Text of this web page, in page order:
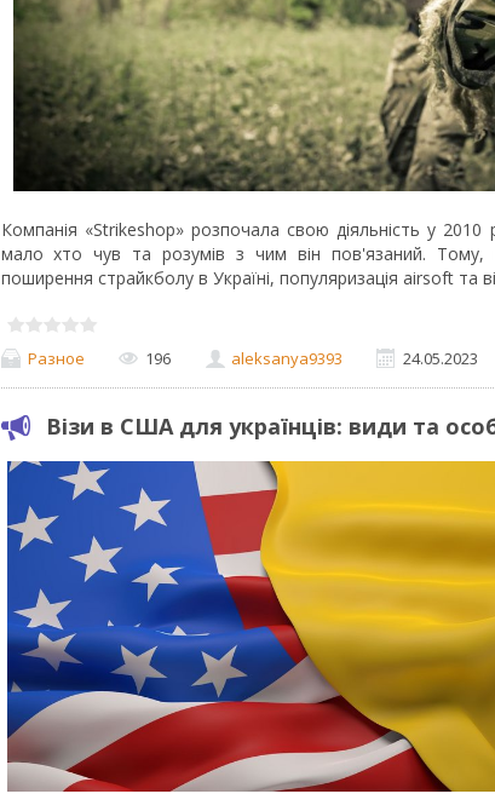
Компанія «Strikeshop» розпочала свою діяльність у
мало хто чув та розумів з чим він пов'язаний. Тому,
поширення страйкболу в Україні, популяризація airsoft та
Разное 196 aleksanya9393 24.05.2023
Візи в США для українців: види та